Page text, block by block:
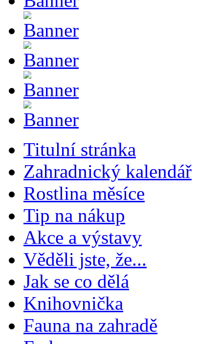
Titulní stránka
Zahradnický kalendář
Rostlina měsíce
Tip na nákup
Akce a výstavy
Věděli jste, že...
Jak se co dělá
Knihovnička
Fauna na zahradě